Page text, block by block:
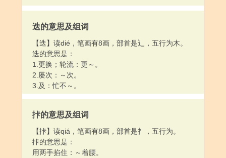
迭的意思及组词
【迭】读dié，笔画有8画，部首是辶，五行为木。
迭的意思是：
1.更换；轮流：更～。
2.屡次：～次。
3.及：忙不～。
拤的意思及组词
【拤】读qiá，笔画有8画，部首是扌，五行为。
拤的意思是：
用两手掐住：～着腰。